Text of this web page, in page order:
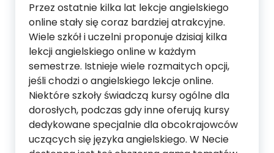
Przez ostatnie kilka lat lekcje angielskiego
online stały się coraz bardziej atrakcyjne.
Wiele szkół i uczelni proponuje dzisiaj kilka
lekcji angielskiego online w każdym
semestrze. Istnieje wiele rozmaitych opcji,
jeśli chodzi o angielskiego lekcje online.
Niektóre szkoły świadczą kursy ogólne dla
dorosłych, podczas gdy inne oferują kursy
dedykowane specjalnie dla obcokrajowców
uczących się języka angielskiego. W Necie